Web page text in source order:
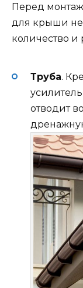
Перед
для крыши
количество
Труба.
отводит